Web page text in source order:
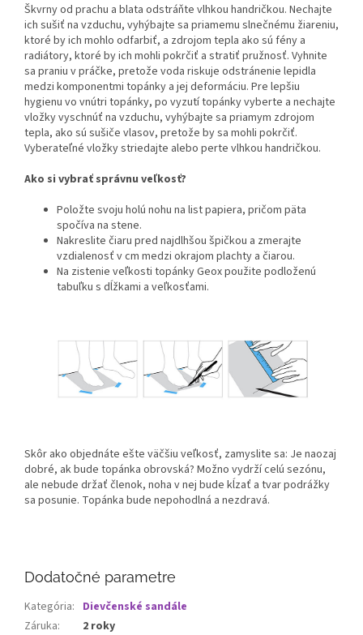
Škvrny od prachu a blata odstráňte vlhkou handričkou. Nechajte
ich sušiť na vzduchu, vyhýbajte sa priamemu slnečnému žiareniu,
ktoré by ich mohlo odfarbiť, a zdrojom tepla ako sú fény a
radiátory, ktoré by ich mohli pokrčiť a stratiť pružnosť. Vyhnite
sa praniu v práčke, pretože voda riskuje odstránenie lepidla
medzi komponentmi topánky a jej deformáciu. Pre lepšiu
hygienu vo vnútri topánky, po vyzutí topánky vyberte a nechajte
vložky vyschnúť na vzduchu, vyhýbajte sa priamym zdrojom
tepla, ako sú sušiče vlasov, pretože by sa mohli pokrčiť.
Vyberateľné vložky striedajte alebo perte vlhkou handričkou.
Ako si vybrať správnu veľkosť?
Položte svoju holú nohu na list papiera, pričom päta
spočíva na stene.
Nakreslite čiaru pred najdlhšou špičkou a zmerajte
vzdialenosť v cm medzi okrajom plachty a čiarou.
Na zistenie veľkosti topánky Geox použite podloženú
tabuľku s dĺžkami a veľkosťami.
Skôr ako objednáte ešte väčšiu veľkosť, zamyslite sa: Je naozaj
dobré, ak bude topánka obrovská? Možno vydrží celú sezónu,
ale nebude držať členok, noha v nej bude kĺzať a tvar podrážky
sa posunie. Topánka bude nepohodlná a nezdravá.
Dodatočné parametre
Kategória: Dievčenské sandále
Záruka:
2 roky